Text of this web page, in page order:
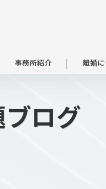
事務所紹介 離婚
ログ